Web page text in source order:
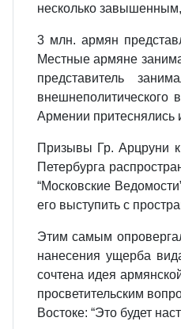
несколько
3 млн. армян
Местные армяне
представитель
внешнеполитического
Армении притеснялись
Призывы Гр. Арцруни к
Петербурга
“Московские
его выступить с
Этим самым
нанесения ущерба
сочтена идея
просветительским
Востоке: “Это будет